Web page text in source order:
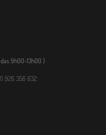
9h00-13h00 )
926 356 632